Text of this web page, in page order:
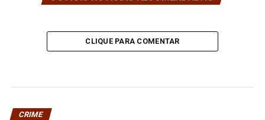
CLIQUE PARA COMENTAR
CRIME